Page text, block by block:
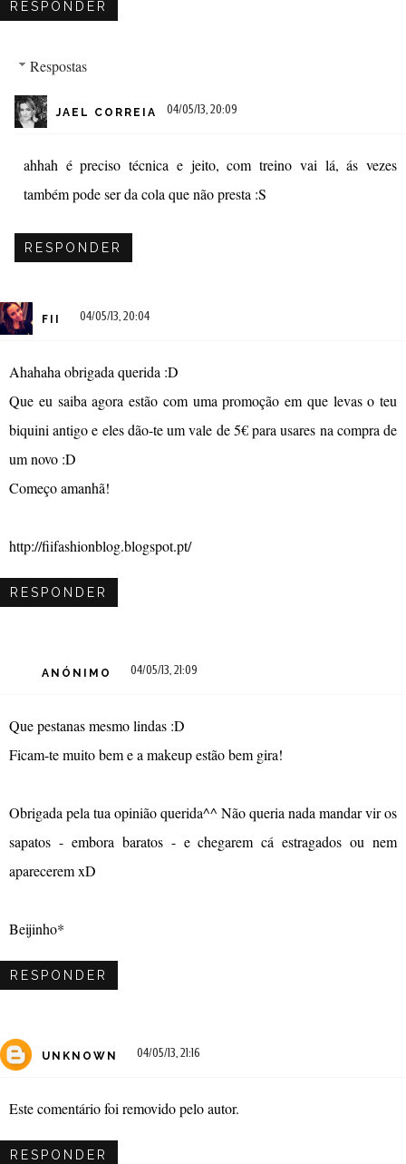
RESPONDER
Respostas
JAEL CORREIA 04/05/13, 20:09
ahhah é preciso técnica e jeito, com treino vai lá, ás vezes
também pode ser da cola que não presta :S
RESPONDER
FII 04/05/13, 20:04
Ahahaha obrigada querida :D
Que eu saiba agora estão com uma promoção em que levas o teu
biquini antigo e eles dão-te um vale de 5€ para usares na compra de
um novo :D
Começo amanhã!
http://fiifashionblog.blogspot.pt/
RESPONDER
ANÓNIMO 04/05/13, 21:09
Que pestanas mesmo lindas :D
Ficam-te muito bem e a makeup estão bem gira!
Obrigada pela tua opinião querida^^ Não queria nada mandar vir os
sapatos - embora baratos - e chegarem cá estragados ou nem
aparecerem xD
Beijinho*
RESPONDER
UNKNOWN 04/05/13, 21:16
Este comentário foi removido pelo autor.
RESPONDER